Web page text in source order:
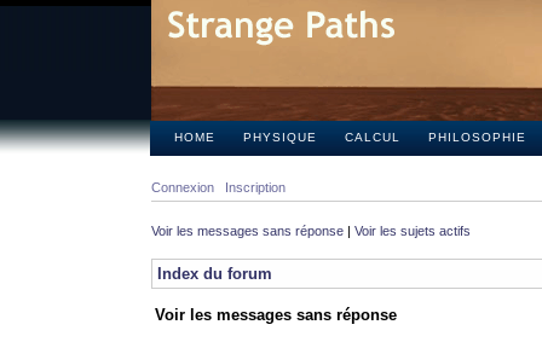
HOME PHYSIQUE CALCUL PHILOSOPHIE
Connexion Inscription
Voir les messages sans réponse | Voir les sujets actifs
Index du forum
Voir les messages sans réponse